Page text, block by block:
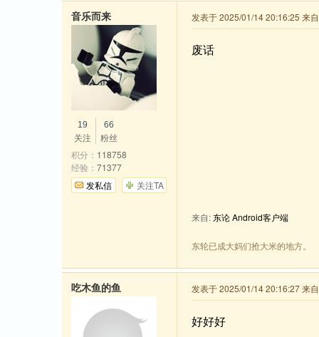
发表于 2025/01/14 20:16:25 来
废话
来自:东论 Android客户端
东轮已成大妈们抢大米的地方。
音乐而来
19
关注
66
粉丝
积分： 118758
经验： 71377
发私信
关注TA
发表于 2025/01/14 20:16:27 来
好好好
吃木鱼的鱼